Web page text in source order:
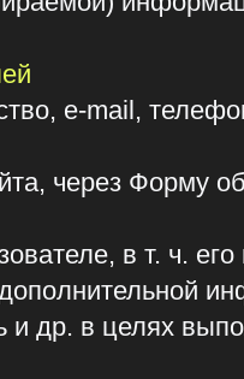
обратной
ч. его
информации
выполнения
и заявленным при
обработки